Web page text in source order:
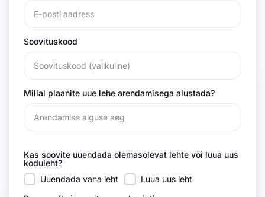
Soovituskood
Millal plaanite uue lehe arendamisega alustada?
Kas soovite uuendada olemasolevat lehte või luua uus
koduleht?
Uuendada vana leht
Luua uus leht